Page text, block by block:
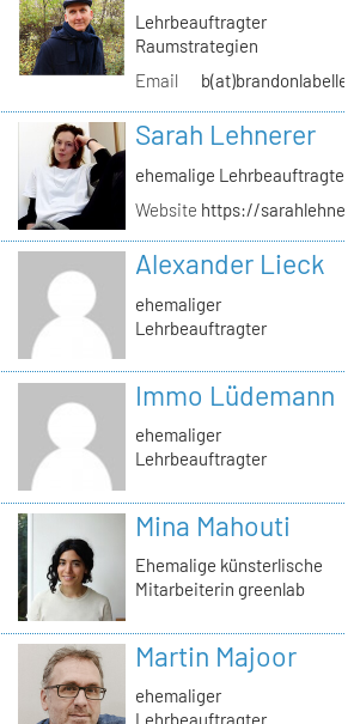
Lehrbeauftragter
Raumstrategien
Email
Sarah Lehnerer
ehemalige Lehrbeauftragte
Website https://
Alexander Lieck
ehemaliger
Lehrbeauftragter
Immo Lüdemann
ehemaliger
Lehrbeauftragter
Mina Mahouti
Ehemalige künsterlische
Mitarbeiterin greenlab
Martin Majoor
ehemaliger